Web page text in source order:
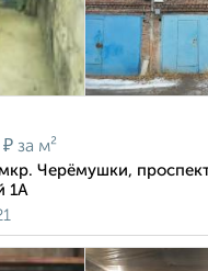
₽ за м²
Черёмушки,
1А